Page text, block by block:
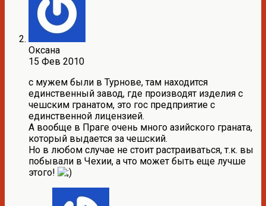
Оксана
15 Фев 2010
с мужем были в Турнове, там находится
единственный завод, где производят изделия с
чешским гранатом, это гос предприятие с
единственной лицензией.
А вообще в Праге очень много азийского граната,
который выдается за чешский.
Но в любом случае не стоит растраиваться, т.к. вы
побывали в Чехии, а что может быть еще лучше
этого!